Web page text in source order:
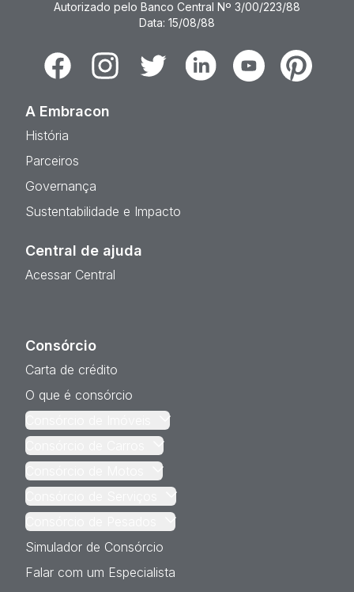
Autorizado pelo Banco Central Nº 3/00/223/88
Data: 15/08/88
FacebookInstagramTwitter LinkedinYoutubePinterest
A Embracon
História
Parceiros
Governança
Sustentabilidade e Impacto
Central de ajuda
Acessar Central
Consórcio
Carta de crédito
O que é consórcio
Simulador de Consórcio
Falar com um Especialista